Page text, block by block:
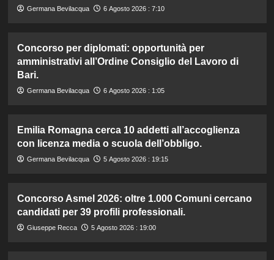
Germana Bevilacqua 6 Agosto 2026 : 7:10
Concorso per diplomati: opportunità per
amministrativi all’Ordine Consiglio del Lavoro di
Bari.
Germana Bevilacqua 6 Agosto 2026 : 1:05
Emilia Romagna cerca 10 addetti all’accoglienza
con licenza media o scuola dell’obbligo.
Germana Bevilacqua 5 Agosto 2026 : 19:15
Concorso Asmel 2026: oltre 1.000 Comuni cercano
candidati per 39 profili professionali.
Giuseppe Recca 5 Agosto 2026 : 19:00